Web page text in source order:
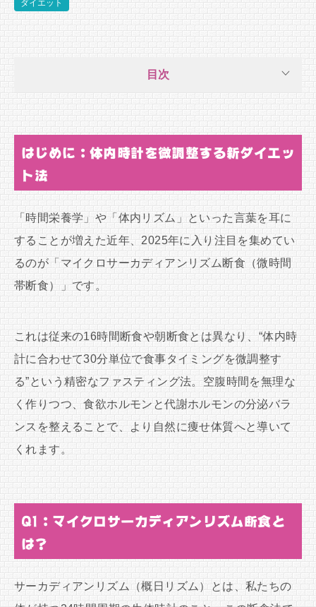
ダイエット
目次
はじめに：体内時計を微調整する新ダイエッ
ト法
「時間栄養学」や「体内リズム」といった言葉を耳に
することが増えた近年、2025年に入り注目を集めてい
るのが「マイクロサーカディアンリズム断食（微時間
帯断食）」です。
これは従来の16時間断食や朝断食とは異なり、“体内時
計に合わせて30分単位で食事タイミングを微調整す
る”という精密なファスティング法。空腹時間を無理な
く作りつつ、食欲ホルモンと代謝ホルモンの分泌バラ
ンスを整えることで、より自然に痩せ体質へと導いて
くれます。
Q1：マイクロサーカディアンリズム断食と
は？
サーカディアンリズム（概日リズム）とは、私たちの